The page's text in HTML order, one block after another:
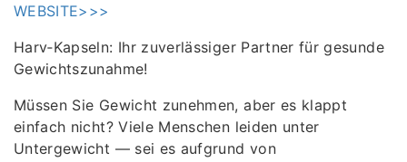
WEBSITE>>>
Harv‑Kapseln: Ihr zuverlässiger Partner für gesunde
Gewichtszunahme!
Müssen Sie Gewicht zunehmen, aber es klappt
einfach nicht? Viele Menschen leiden unter
Untergewicht — sei es aufgrund von